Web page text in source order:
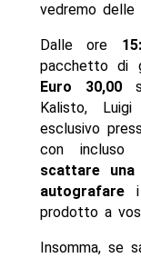
vedremo delle
Dalle ore
pacchetto di
Euro 30,00
Kalisto,
esclusivo
con incluso
scattare
autografarei
prodotto a
Insomma, se